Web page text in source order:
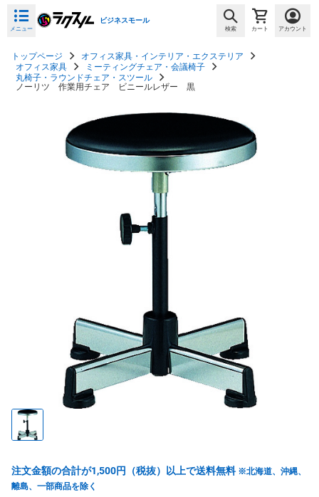
メニュー
ビジネスモール
検索 カート アカウント
トップページ
オフィス家具・インテリア・エクステリア
オフィス家具
ミーティングチェア・会議椅子
丸椅子・ラウンドチェア・スツール
ノーリツ 作業用チェア ビニールレザー 黒
注文金額の合計が1,500円（税抜）以上で送料無料 ※北海道、沖縄、
離島、一部商品を除く